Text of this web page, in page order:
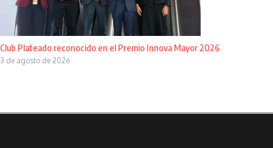
Club Plateado reconocido en el Premio Innova Mayor 2026
3 de agosto de 2026